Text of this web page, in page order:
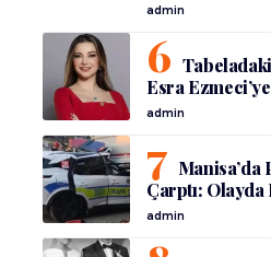
admin
Tabeladaki
Esra
admin
Manisa’da
Çarptı:
admin